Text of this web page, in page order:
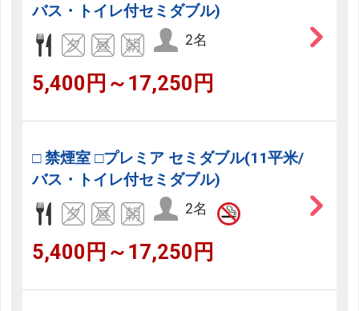
バス・トイレ付セミダブル)
2名
5,400円～17,250円
□ 禁煙室 □プレミア セミダブル(11平米/
バス・トイレ付セミダブル)
2名
5,400円～17,250円